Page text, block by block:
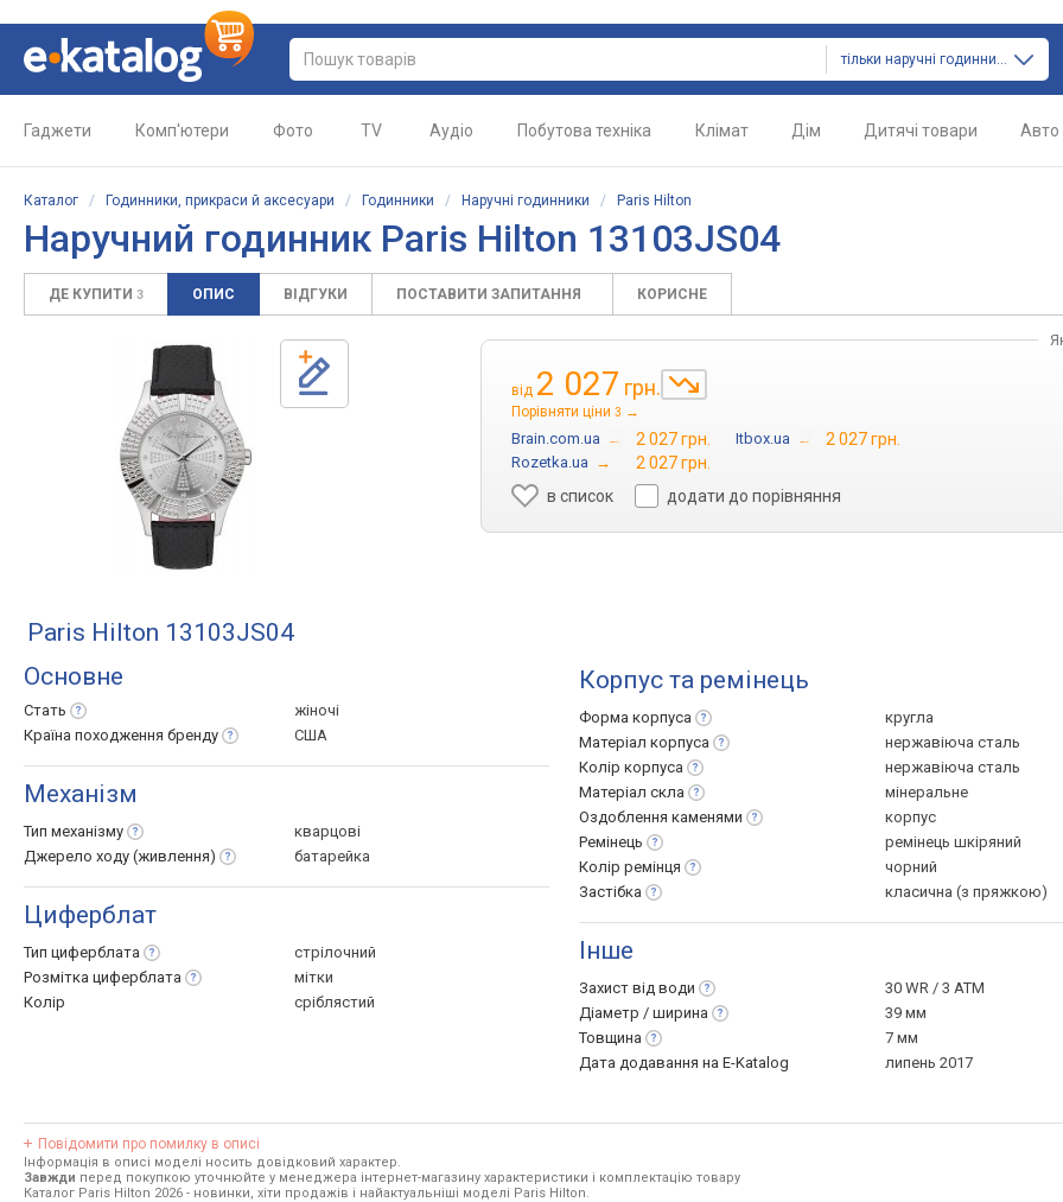
тільки наручні годинники
Гаджети Комп'ютери Фото TV Аудіо Побутова техніка Клімат Дім Дитячі товари Авто
Каталог / Годинники, прикраси й аксесуари / Годинники / Наручні годинники / Paris Hilton
Наручний годинник Paris Hilton 13103JS04
ДЕ КУПИТИ 3 ОПИС ВІДГУКИ ПОСТАВИТИ ЗАПИТАННЯ КОРИСНЕ
від 2 027 грн.
Порівняти ціни 3 →
Brain.com.ua → 2 027 грн. Itbox.ua → 2 027 грн.
Rozetka.ua →
2 027 грн.
в список
додати до порівняння
Paris Hilton 13103JS04
Основне
Стать
жіночі
Країна походження бренду США
Механізм
Тип механізму
кварцові
Джерело ходу (живлення) батарейка
Циферблат
Тип циферблата
стрілочний
Розмітка циферблата
мітки
Колір
сріблястий
Корпус та ремінець
Форма корпуса
кругла
Матеріал корпуса
нержавіюча сталь
Колір корпуса
нержавіюча сталь
Матеріал скла
мінеральне
Оздоблення каменями
корпус
Ремінець
ремінець шкіряний
Колір ремінця
чорний
Застібка
класична (з пряжкою)
Інше
Захист від води
30 WR / 3 ATM
Діаметр / ширина
39 мм
Товщина
7 мм
Дата додавання на E-Katalog
липень 2017
Повідомити про помилку в описі
Інформація в описі моделі носить довідковий характер.
Завжди перед покупкою уточнюйте у менеджера інтернет-магазину характеристики і комплектацію товару
Каталог Paris Hilton 2026 - новинки, хіти продажів і найактуальніші моделі Paris Hilton.